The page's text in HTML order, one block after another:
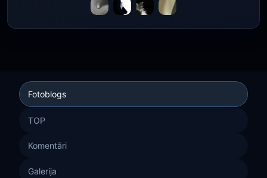
Fotoblogs
TOP
Komentāri
Galerija